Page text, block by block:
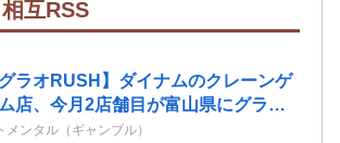
互RSS
グラオRUSH】ダイナムのクレーンゲ
店、今月2店舗目が富山県にグラン
ープン決定
メンタル（ギャンブル）